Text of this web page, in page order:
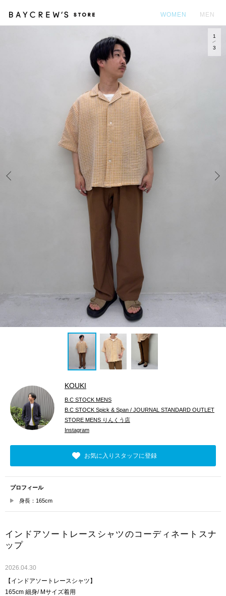
WOMEN MEN
1
3
KOUKI
B.C STOCK MENS
B.C STOCK Spick & Span / JOURNAL STANDARD OUTLET
STORE MENS りんくう店
Instagram
お気に入りスタッフに登録
プロフィール
身長：165cm
インドアソートレースシャツのコーディネートスナ
ップ
2026.04.30
【インドアソートレースシャツ】
165cm 細身/ Mサイズ着用